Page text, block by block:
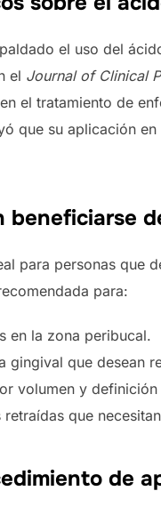
el uso del
el Journal of Clinical
el tratamiento de
que su aplicación en
beneficiarse
para personas que
para:
en la zona peribucal.
gingival que desean
volumen y
retraídas que
de